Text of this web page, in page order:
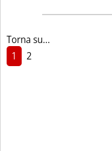
Torna su...
1
2